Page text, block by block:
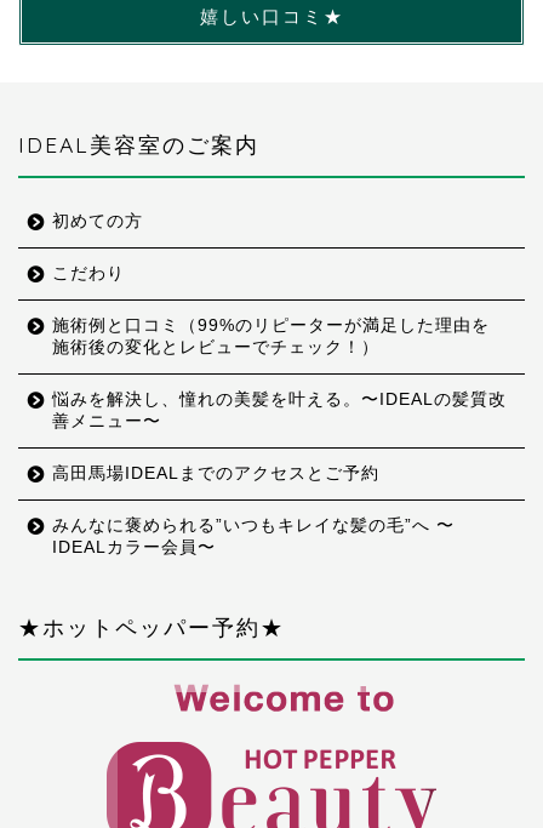
嬉しい口コミ★
IDEAL美容室のご案内
初めての方
こだわり
施術例と口コミ（99%のリピーターが満足した理由を
施術後の変化とレビューでチェック！）
悩みを解決し、憧れの美髪を叶える。〜IDEALの髪質改
善メニュー〜
高田馬場IDEALまでのアクセスとご予約
みんなに褒められる”いつもキレイな髪の毛”へ 〜
IDEALカラー会員〜
★ホットペッパー予約★